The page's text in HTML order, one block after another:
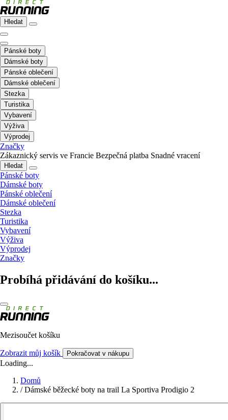
Hledat
Pánské boty
Dámské boty
Pánské oblečení
Dámské oblečení
Stezka
Turistika
Vybavení
Výživa
Výprodej
Značky
Zákaznický servis ve Francie Bezpečná platba Snadné vracení
Hledat
Pánské boty
Dámské boty
Pánské oblečení
Dámské oblečení
Stezka
Turistika
Vybavení
Výživa
Výprodej
Značky
Probíhá přidávání do košíku...
Mezisoučet košíku
Zobrazit můj košík Pokračovat v nákupu
Loading...
Domů
/ Dámské běžecké boty na trail La Sportiva Prodigio 2